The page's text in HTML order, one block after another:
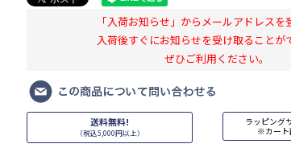
「入荷お知らせ」からメールアドレスを
入荷後すぐにお知らせを受け取ることが
ぜひご利用ください。
送料無料!
（税込5,000円以上）
ラッピング
※カート